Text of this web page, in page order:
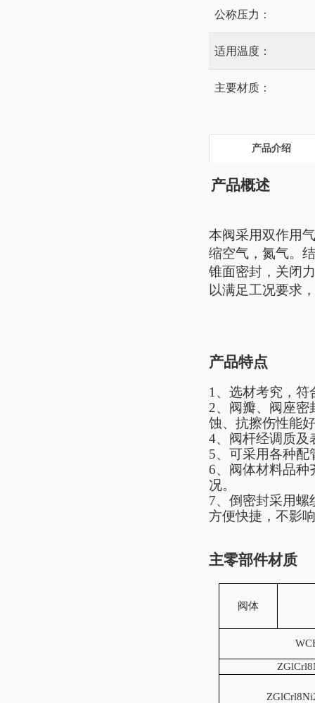
公称压力：
适用温度：
主要材质：
产品介绍
产品概述
本阀采用双作用
缩空气，氮气。
锥面密封，关闭
以满足工况要求
产品特点
1、选材考究，符
2、阀瓣、阀座密
蚀、抗擦伤性能
4、阀杆经调质及
5、可采用各种
6、阀体材料品种
况。
7、倒密封采用
方便快捷，不影
主零部件材质
阀体